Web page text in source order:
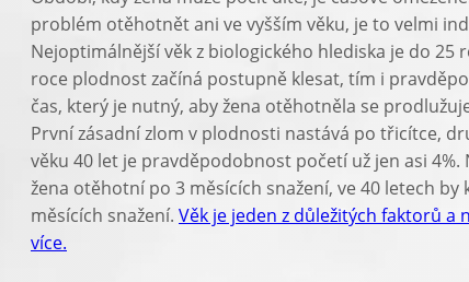
problém otěhotnět ani ve vyšším věku, je to velmi
Nejoptimálnější věk z biologického hlediska je do 25
roce plodnost začíná postupně klesat, tím i
čas, který je nutný, aby žena otěhotněla se
První zásadní zlom v plodnosti nastává po třicítce,
věku 40 let je pravděpodobnost početí už jen asi 4%.
žena otěhotní po 3 měsících snažení, ve 40 letech by
měsících snažení. Věk je jeden z důležitých faktorů a
více.